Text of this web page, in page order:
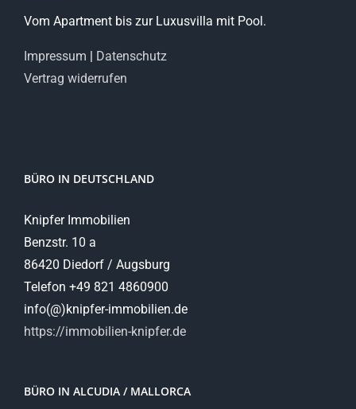
Vom Apartment bis zur Luxusvilla mit Pool.
Impressum | Datenschutz
Vertrag widerrufen
BÜRO IN DEUTSCHLAND
Knipfer Immobilien
Benzstr. 10 a
86420 Diedorf / Augsburg
Telefon +49 821 4860900
info(@)knipfer-immobilien.de
https://immobilien-knipfer.de
BÜRO IN ALCUDIA / MALLORCA